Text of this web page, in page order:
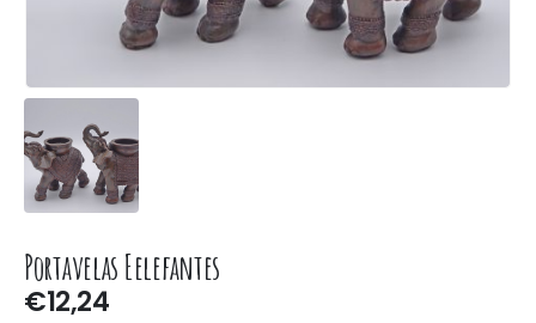
Portavelas Eelefantes
€12,24